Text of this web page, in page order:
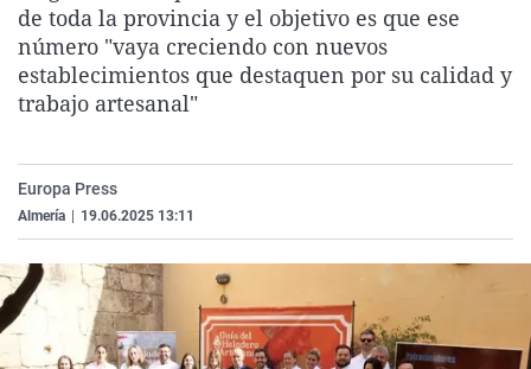
La rosa de los vientos
Gente viajera
Caso
Retornados
Extremadura
Galicia
Virales
Televisión
de toda la provincia y el objetivo es que ese
número "vaya creciendo con nuevos
establecimientos que destaquen por su calidad y
trabajo artesanal"
Europa Press
Almería 19.06.2025 13:11